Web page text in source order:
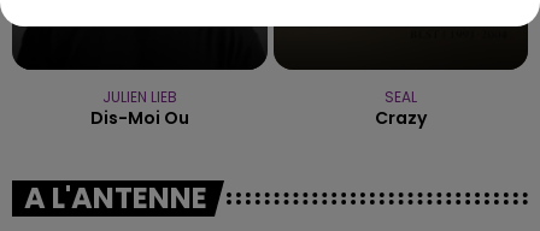
JULIEN LIEB
Dis-Moi Ou
SEAL
Crazy
A L'ANTENNE